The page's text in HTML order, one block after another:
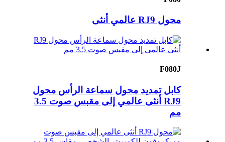
محول RJ9 عالمي أنثى
F080J
كابل تمديد محول سماعة الرأس محول
RJ9 أنثى عالمي إلى مقبس صوت 3.5
مم